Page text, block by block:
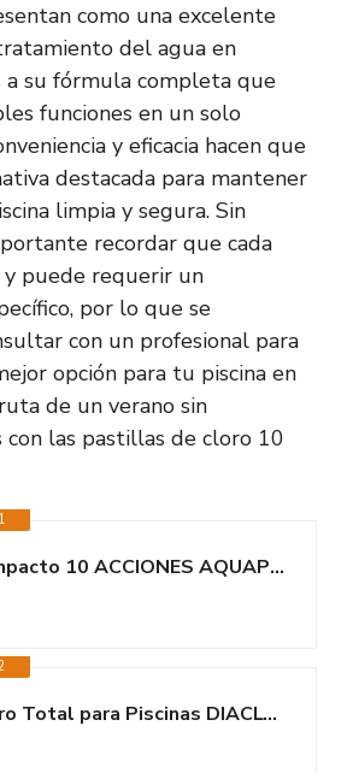
como una excelente
del agua en
a su fórmula completa que
funciones en un solo
y eficacia hacen que
destacada para mantener
limpia y segura. Sin
recordar que cada
y puede requerir un
por lo que se
con un profesional para
opción para tu piscina en
de un verano sin
con las pastillas de cloro 10
Compacto 10 ACCIONES AQUAPOOL (200 GR) - Pastillas de Cloro multifunción -...
Cloro Total para Piscinas DIACLOR PS 10 Efectos 5 KG - 50 Pastillas de...